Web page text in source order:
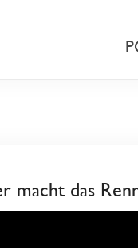
macht das